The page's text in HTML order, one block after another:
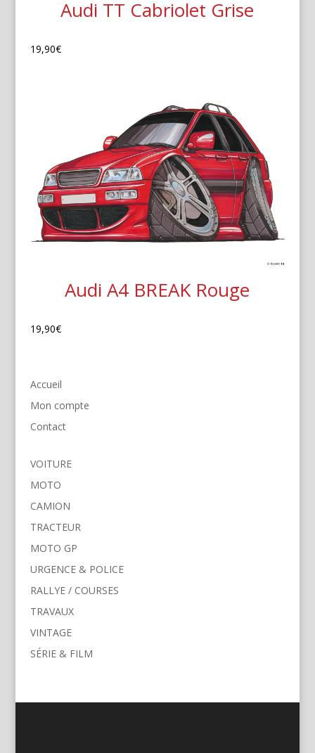
Audi TT Cabriolet Grise
19,90€
Audi A4 BREAK Rouge
19,90€
Accueil
Mon compte
Contact
VOITURE
MOTO
CAMION
TRACTEUR
MOTO GP
URGENCE & POLICE
RALLYE / COURSES
TRAVAUX
VINTAGE
SÉRIE & FILM